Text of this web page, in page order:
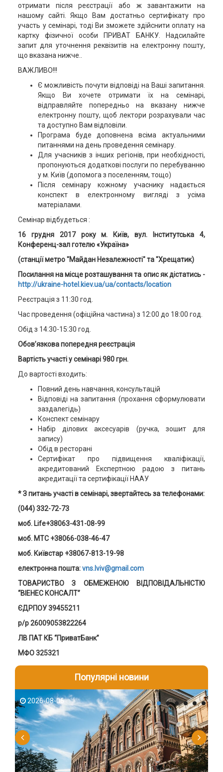
отримати після реєстрації або ж завантажити на
нашому сайті. Якщо Вам достатньо сертифікату про
участь у семінарі, тоді Ви зможете здійснити оплату на
картку фізичної особи ПРИВАТ БАНКУ. Надсилайте
запит для уточнення реквізитів на електронну пошту,
що вказана нижче..
ВАЖЛИВО!!!
Є можливість почути відповіді на Ваші запитання.
Якщо Ви хочете отримати їх на семінарі,
відправляйте попередньо на вказану нижче
електронну пошту, щоб лектори розрахували час
та доступно Вам відповіли.
Програма буде доповнена всіма актуальними
питаннями на день проведення семінару.
Для учасників з інших регіонів, при необхідності,
пропонуються додаткові послуги по перебуванню
у м. Київ (допомога з поселенням, тощо)
Після семінару кожному учаснику надається
конспект в електронному вигляді з усіма
матеріалами.
Семінар відбудеться :
16 грудня 2017 року м. Київ, вул. Інститутська 4,
Конференц-зал готелю «Україна»
(станції метро "Майдан Незалежності" та "Хрещатик)
Посилання на місце розташування та опис як дістатись -
http://ukraine-hotel.kiev.ua/ua/contacts/location
Реєстрація з 11:30 год.
Час проведення (офіційна частина) з 12:00 до 18:00 год.
Обід з 14:30-15:30 год.
Обов’язкова попередня реєстрація
Вартість участі у семінарі 980 грн.
До вартості входить:
Повний день навчання, консультацій
Відповіді на запитання (прохання сформулювати
заздалегідь)
Конспект семінару
Набір ділових аксесуарів (ручка, зошит для
запису)
Обід в ресторані
Сертифікат про підвищення кваліфікації,
акредитований Експертною радою з питань
акредитації та сертифікації НААУ
* З питань участі в семінарі, звертайтесь за телефонами:
(044) 332-72-73
моб. Life+38063-431-08-99
моб. MTC +38066-038-46-47
моб. Київстар +38067-813-19-98
електронна пошта:vns.lviv@gmail.com
ТОВАРИСТВО З ОБМЕЖЕНОЮ ВІДПОВІДАЛЬНІСТЮ
“ВІЕНЕС КОНСАЛТ”
ЄДРПОУ 39455211
р/р 26009053822264
ЛВ ПАТ КБ “ПриватБанк”
МФО 325321
Популярні новини
2026-08-06